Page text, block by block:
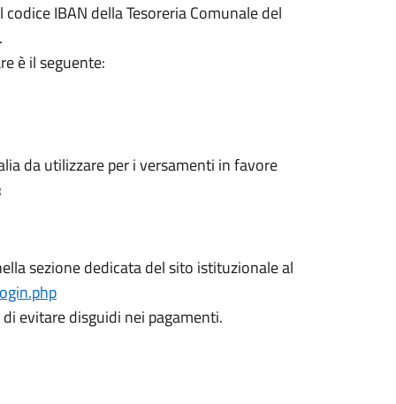
IBAN della Tesoreria Comunale del
è il seguente:
da utilizzare per i versamenti in favore
sezione dedicata del sito istituzionale al
evitare disguidi nei pagamenti.